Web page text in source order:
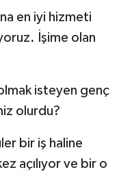
en iyi hizmeti
İşime olan
isteyen genç
olurdu?
bir iş haline
açılıyor ve bir o